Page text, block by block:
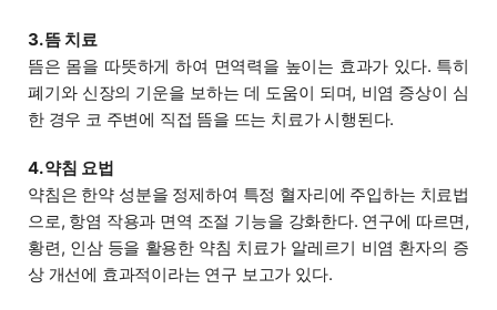
3. 뜸 치료
뜸은 몸을 따뜻하게 하여 면역력을 높이는 효과가 있다. 특히
폐기와 신장의 기운을 보하는 데 도움이 되며, 비염 증상이 심
한 경우 코 주변에 직접 뜸을 뜨는 치료가 시행된다.
4. 약침 요법
약침은 한약 성분을 정제하여 특정 혈자리에 주입하는 치료법
으로, 항염 작용과 면역 조절 기능을 강화한다. 연구에 따르면,
황련, 인삼 등을 활용한 약침 치료가 알레르기 비염 환자의 증
상 개선에 효과적이라는 연구 보고가 있다.